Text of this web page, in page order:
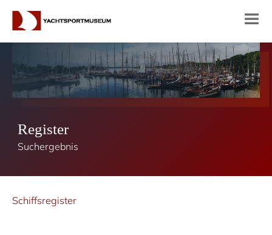
Register
Suchergebnis
Schiffsregister